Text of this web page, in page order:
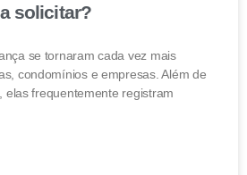
solicitar?
se tornaram cada vez mais
condomínios e empresas. Além de
elas frequentemente registram